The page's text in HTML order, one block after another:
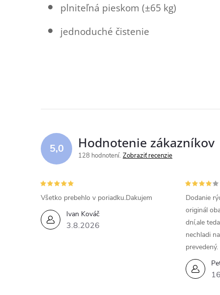
plniteľná pieskom (±65 kg)
jednoduché čistenie
5,0 Hodnotenie zákazníkov
128 hodnotení Zobraziť recenzie
Ivan Kováč
3.8.2026
Všetko prebehlo v poriadku.Dakujem
Dodanie
originál
dní,ale
nechladi
prevedený.